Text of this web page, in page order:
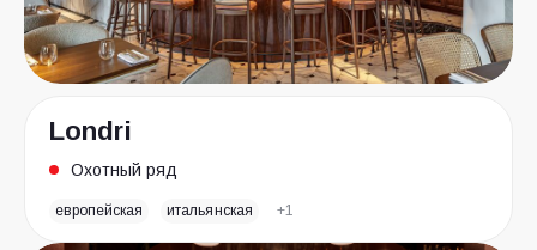
Londri
Охотный ряд
европейская итальянская +1